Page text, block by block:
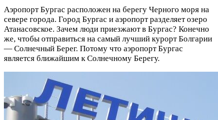
Аэропорт Бургас расположен на берегу Черного моря на
севере города. Город Бургас и аэропорт разделяет озеро
Атанасовское. Зачем люди приезжают в Бургас? Конечно
же, чтобы отправиться на самый лучший курорт Болгарии
— Солнечный Берег. Потому что аэропорт Бургас
является ближайшим к Солнечному Берегу.